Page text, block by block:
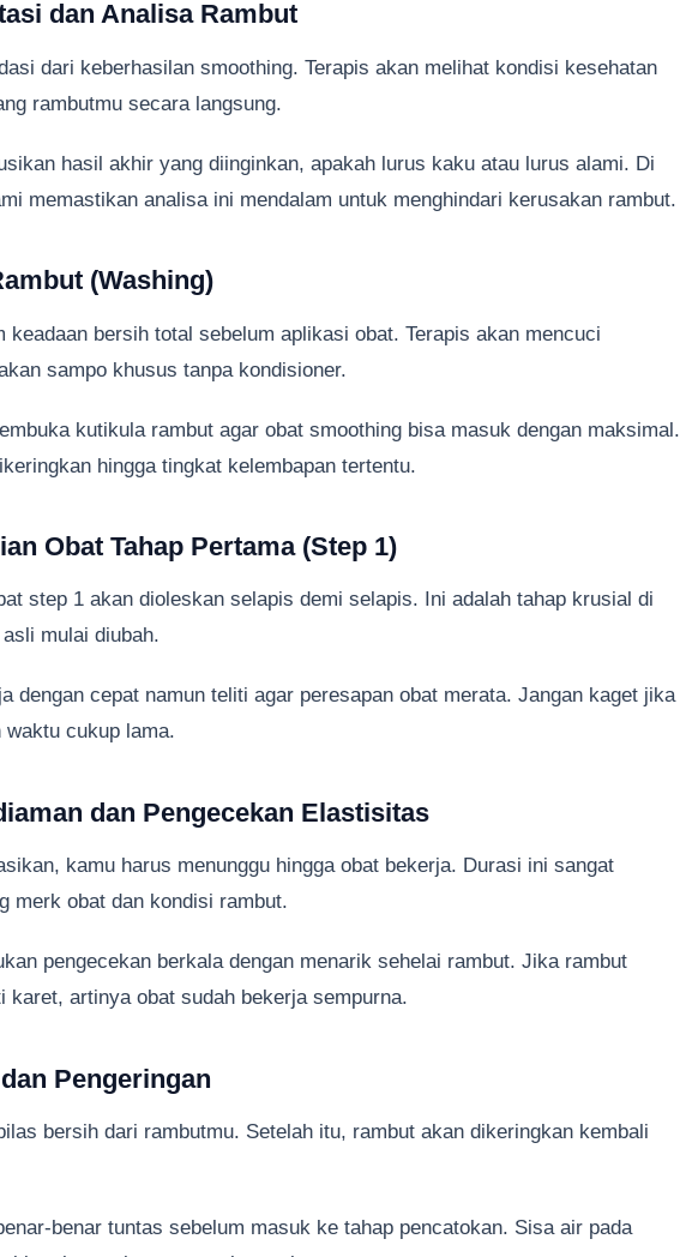
dan Analisa Rambut
dari keberhasilan smoothing. Terapis akan melihat kondisi kesehatan
rambutmu secara langsung.
hasil akhir yang diinginkan, apakah lurus kaku atau lurus alami. Di
memastikan analisa ini mendalam untuk menghindari kerusakan rambut.
(Washing)
keadaan bersih total sebelum aplikasi obat. Terapis akan mencuci
sampo khusus tanpa kondisioner.
kutikula rambut agar obat smoothing bisa masuk dengan maksimal.
hingga tingkat kelembapan tertentu.
Obat Tahap Pertama (Step 1)
step 1 akan dioleskan selapis demi selapis. Ini adalah tahap krusial di
mulai diubah.
dengan cepat namun teliti agar peresapan obat merata. Jangan kaget jika
cukup lama.
dan Pengecekan Elastisitas
kamu harus menunggu hingga obat bekerja. Durasi ini sangat
merk obat dan kondisi rambut.
pengecekan berkala dengan menarik sehelai rambut. Jika rambut
karet, artinya obat sudah bekerja sempurna.
Pengeringan
bersih dari rambutmu. Setelah itu, rambut akan dikeringkan kembali
benar tuntas sebelum masuk ke tahap pencatokan. Sisa air pada